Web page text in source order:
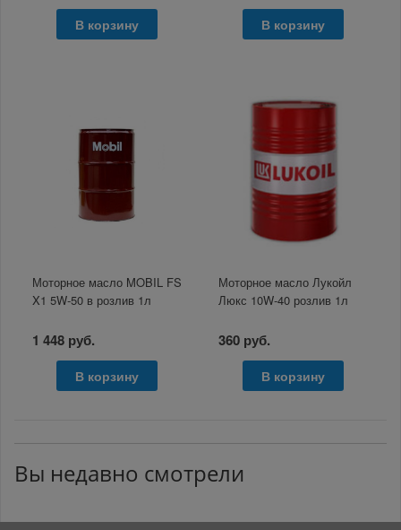
В корзину В корзину
Моторное масло MOBIL FS
X1 5W-50 в розлив 1л
1 448 руб.
В корзину
Моторное масло Лукойл
Люкс 10W-40 розлив 1л
360 руб.
В корзину
Вы недавно смотрели